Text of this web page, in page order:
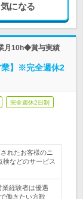
気になる
月10h◆賞与実績
業】※完全週休2
完全週休2日制
れたお客様のニ
検などのサービス
業経験者は優遇
働きたい方歓